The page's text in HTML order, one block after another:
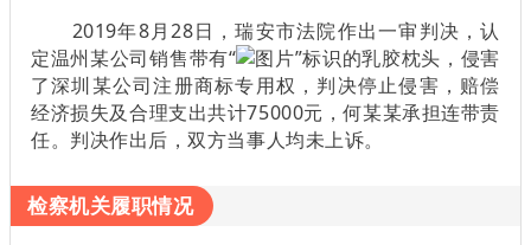
2019年8月28日，瑞安市法院作出一审判决，认
定温州某公司销售带有“
”标识的乳胶枕头，侵害
了深圳某公司注册商标专用权，判决停止侵害，赔偿
经济损失及合理支出共计75000元，何某某承担连带责
任。判决作出后，双方当事人均未上诉。
检察机关履职情况